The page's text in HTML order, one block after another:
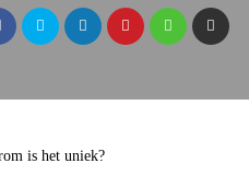
is het uniek?